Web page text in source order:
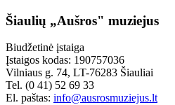
Šiaulių „Aušros" muziejus
Biudžetinė įstaiga
Įstaigos kodas: 190757036
Vilniaus g. 74, LT-76283 Šiauliai
Tel. (0 41) 52 69 33
El. paštas: info@ausrosmuziejus.lt